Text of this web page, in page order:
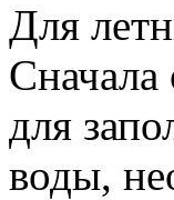
Для
Сначала
для
воды,